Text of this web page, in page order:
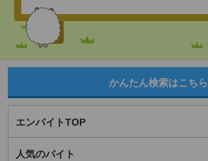
かんたん検索はこちら
エンバイトTOP
人気のバイト